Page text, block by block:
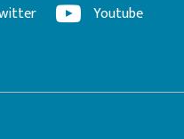
Youtube